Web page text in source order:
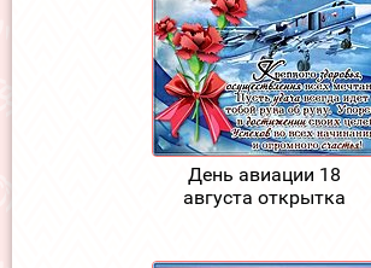
День авиации 18
августа открытка